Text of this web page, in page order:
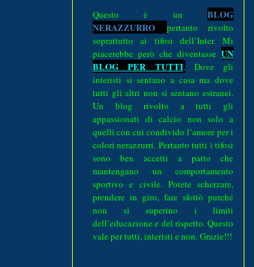
Questo è un BLOG
NERAZZURRO pertanto rivolto
soprattutto ai tifosi dell’Inter. Mi
piacerebbe però che diventasse UN
BLOG PER TUTTI.
Dove gli
interisti si sentano a casa ma dove
tutti gli altri non si sentano estranei.
Un blog rivolto a tutti gli
appassionati di calcio non solo a
quelli con cui condivido l’amore per i
colori nerazzurri. Pertanto tutti i tifosi
sono ben accetti a patto che
mantengano un comportamento
sportivo e civile. Potete scherzare,
prendere in giro, fare sfottò purché
non si superino i limiti
dell’educazione e del rispetto. Questo
vale per tutti, interisti e non. Grazie!!!